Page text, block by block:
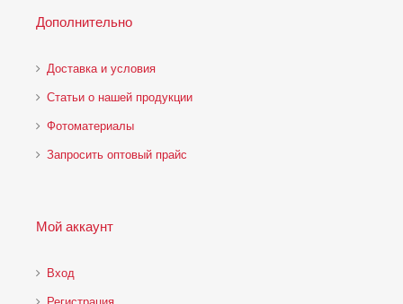
Дополнительно
Доставка и условия
Статьи о нашей продукции
Фотоматериалы
Запросить оптовый прайс
Мой аккаунт
Вход